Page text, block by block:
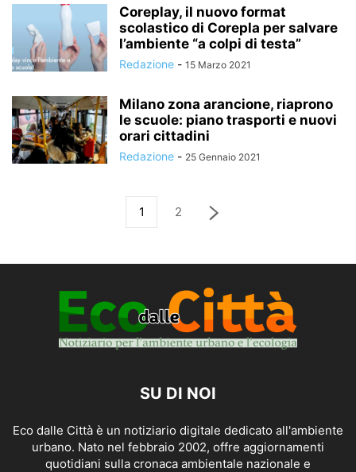
Coreplay, il nuovo format
scolastico di Corepla per salvare
l’ambiente “a colpi di testa”
Redazione - 15 Marzo 2021
Milano zona arancione, riaprono
le scuole: piano trasporti e nuovi
orari cittadini
Redazione - 25 Gennaio 2021
1 2
SU DI NOI
Eco dalle Città è un notiziario digitale dedicato all'ambiente
urbano. Nato nel febbraio 2002, offre aggiornamenti
quotidiani sulla cronaca ambientale nazionale e